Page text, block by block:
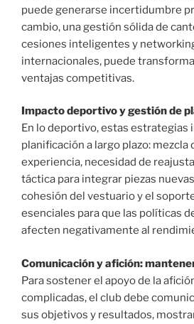
puede generarse incertidumbre
cambio, una gestión sólida de
cesiones inteligentes y
internacionales, puede
ventajas competitivas.
Impacto deportivo y gestión de
En lo deportivo, estas estrategias
planificación a largo plazo: mezcla
experiencia, necesidad de
táctica para integrar piezas
cohesión del vestuario y el
esenciales para que las políticas
afecten negativamente al
Comunicación y afición:
Para sostener el apoyo de la
complicadas, el club debe
sus objetivos y resultados,